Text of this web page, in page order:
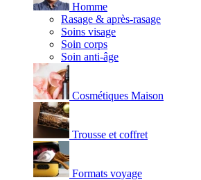
Homme
Rasage & après-rasage
Soins visage
Soin corps
Soin anti-âge
Cosmétiques Maison
Trousse et coffret
Formats voyage